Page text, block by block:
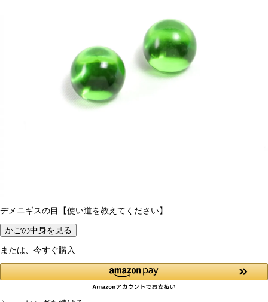
デメニギスの目【使い道を教えてください】
かごの中身を見る
または、今すぐ購入